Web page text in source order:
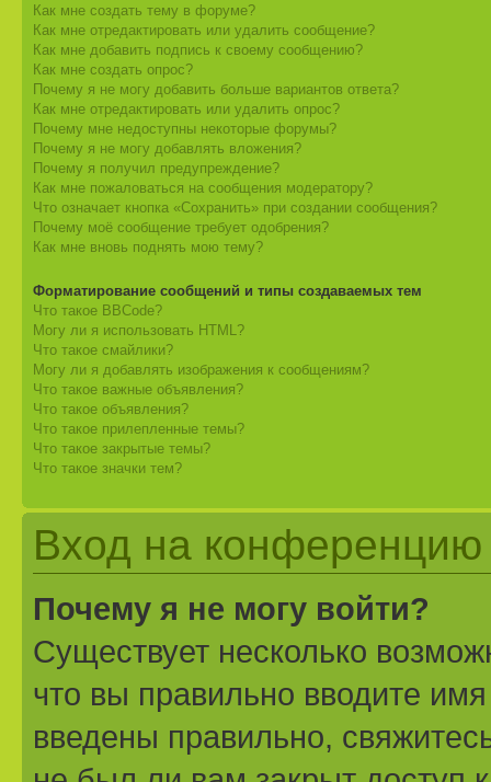
Как мне создать тему в форуме?
Как мне отредактировать или удалить сообщение?
Как мне добавить подпись к своему сообщению?
Как мне создать опрос?
Почему я не могу добавить больше вариантов ответа?
Как мне отредактировать или удалить опрос?
Почему мне недоступны некоторые форумы?
Почему я не могу добавлять вложения?
Почему я получил предупреждение?
Как мне пожаловаться на сообщения модератору?
Что означает кнопка «Сохранить» при создании сообщения?
Почему моё сообщение требует одобрения?
Как мне вновь поднять мою тему?
Форматирование сообщений и типы создаваемых тем
Что такое BBCode?
Могу ли я использовать HTML?
Что такое смайлики?
Могу ли я добавлять изображения к сообщениям?
Что такое важные объявления?
Что такое объявления?
Что такое прилепленные темы?
Что такое закрытые темы?
Что такое значки тем?
Вход на конференцию
Почему я не могу войти?
Существует несколько
что вы правильно вводите
введены правильно,